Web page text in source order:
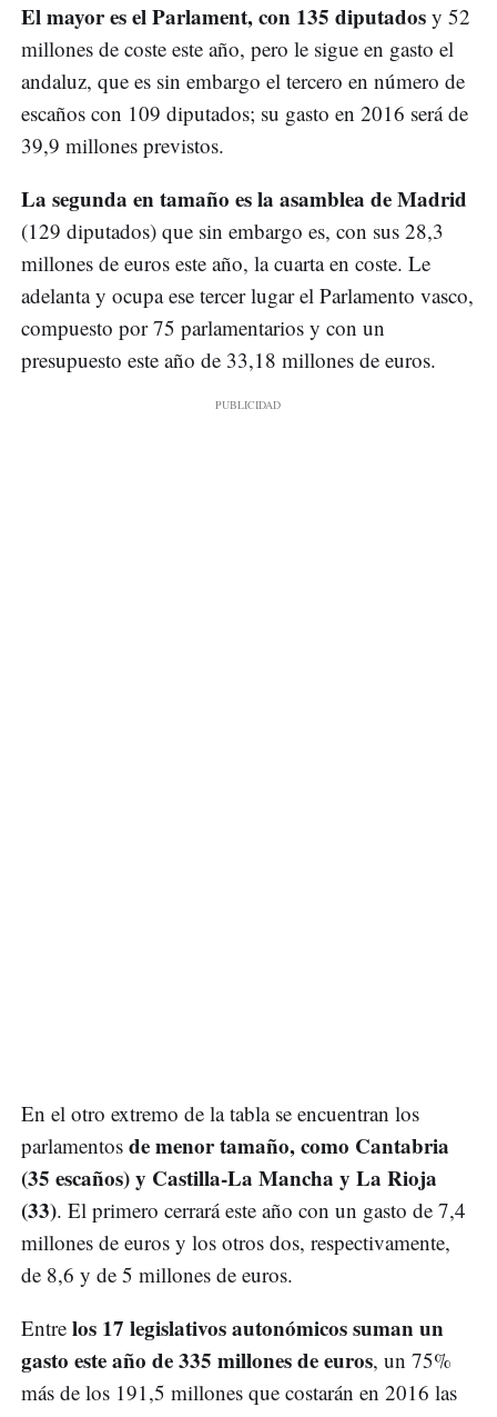
El mayor es el Parlament, con 135 diputados y 52
millones de coste este año, pero le sigue en gasto el
andaluz, que es sin embargo el tercero en número de
escaños con 109 diputados; su gasto en 2016 será de
39,9 millones previstos.
La segunda en tamaño es la asamblea de Madrid
(129 diputados) que sin embargo es, con sus 28,3
millones de euros este año, la cuarta en coste. Le
adelanta y ocupa ese tercer lugar el Parlamento vasco,
compuesto por 75 parlamentarios y con un
presupuesto este año de 33,18 millones de euros.
En el otro extremo de la tabla se encuentran los
parlamentos de menor tamaño, como Cantabria
(35 escaños) y Castilla-La Mancha y La Rioja
(33). El primero cerrará este año con un gasto de 7,4
millones de euros y los otros dos, respectivamente,
de 8,6 y de 5 millones de euros.
Entre los 17 legislativos autonómicos suman un
gasto este año de 335 millones de euros, un 75%
más de los 191,5 millones que costarán en 2016 las